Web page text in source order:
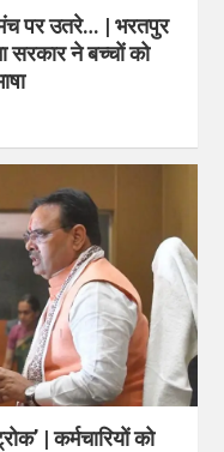
पर उतरे… | भरतपुर
सरकार ने बच्चों को
| कर्मचारियों को